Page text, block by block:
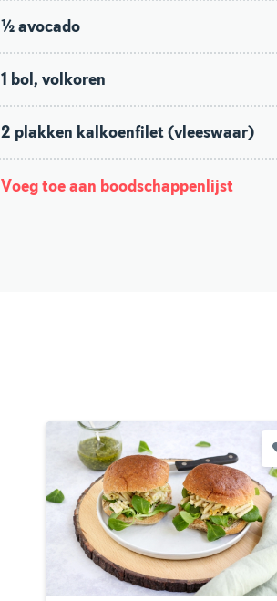
½ avocado
1 bol, volkoren
2 plakken kalkoenfilet (vleeswaar)
Voeg toe aan boodschappenlijst